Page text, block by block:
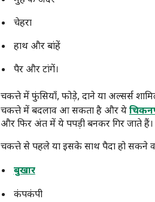
चेहरा
हाथ और बांहें
पैर और टांगें।
चकत्ते में फुंसियाँ, फोड़े, दाने या अल्सर्स
चकत्ते में बदलाव आ सकता है और ये
और फिर अंत में ये पपड़ी बनकर गिर जाते हैं।
चकत्ते से पहले या इसके साथ पैदा हो सकने
बुखार
कंपकंपी